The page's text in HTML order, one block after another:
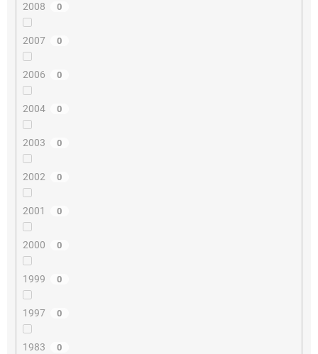
2008 0
2007 0
2006 0
2004 0
2003 0
2002 0
2001 0
2000 0
1999 0
1997 0
1983 0